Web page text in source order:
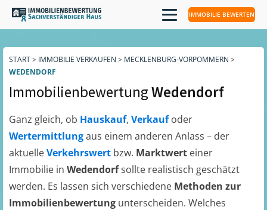
IMMOBILIE BEWERTEN
START> IMMOBILIE VERKAUFEN > MECKLENBURG-VORPOMMERN >
WEDENDORF
ImmobilienbewertungWedendorf
Ganz gleich, ob Hauskauf, Verkaufoder
Wertermittlungaus einem anderen Anlass – der
aktuelleVerkehrswert bzw. Marktwert einer
Immobilie in Wedendorfsollte realistisch geschätzt
werden. Es lassen sich verschiedene Methoden zur
Immobilienbewertung unterscheiden. Welches